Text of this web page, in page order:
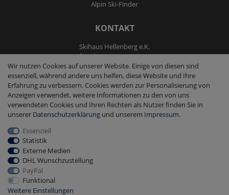
Alpin Ski-Finder
KONTAKT
Skihaus Hellenberg e.K.
Tel: +4933855200795
Fax: +4933855200793
kontakt@ski-andmore.de
2026 Skihaus Hellenberg e.K.
*Alle Preise inkl. MwSt., zzgl. Versandkosten
Wir nutzen Cookies auf unserer Website. Einige von diesen sind
essenziell, während andere uns helfen, diese Website und Ihre
Erfahrung zu verbessern. Cookies werden zur Personalisierung von
Anzeigen verwendet, weitere Informationen zu den von uns
verwendeten Cookies und Ihren Rechten als Nutzer finden Sie in
unserer Daten­schutz­erklärung und unserem Impressum.
Essenziell
Statistik
Externe Medien
DHL Wunschzustellung
PayPal
Funktional
Weitere Einstellungen